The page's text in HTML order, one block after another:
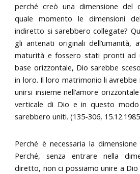
perché creò una dimensione del
quale momento le dimensioni
indiretto si sarebbero collegate?
gli antenati originali dell’umanità,
maturità e fossero stati pronti ad
base orizzontale, Dio sarebbe
in loro. Il loro matrimonio li avrebbe
unirsi insieme nell’amore
verticale di Dio e in questo
sarebbero uniti. (135-306,
Perché è necessaria la
Perché, senza entrare nella
diretto, non ci possiamo unire a Dio